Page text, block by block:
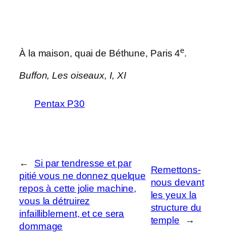
À la maison, quai de Béthune, Paris 4e.
Buffon,Les oiseaux, I, XI
Pentax P30
←
Si par tendresse et par
pitié vous ne donnez quelque
repos à cette jolie machine,
vous la détruirez
infailliblement, et ce sera
dommage
Remettons-
nous devant
les yeux la
structure du
temple
→